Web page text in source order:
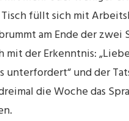
Tisch füllt sich mit
am Ende der zwei
mit der Erkenntnis:
unterfordert“ und der
die Woche das